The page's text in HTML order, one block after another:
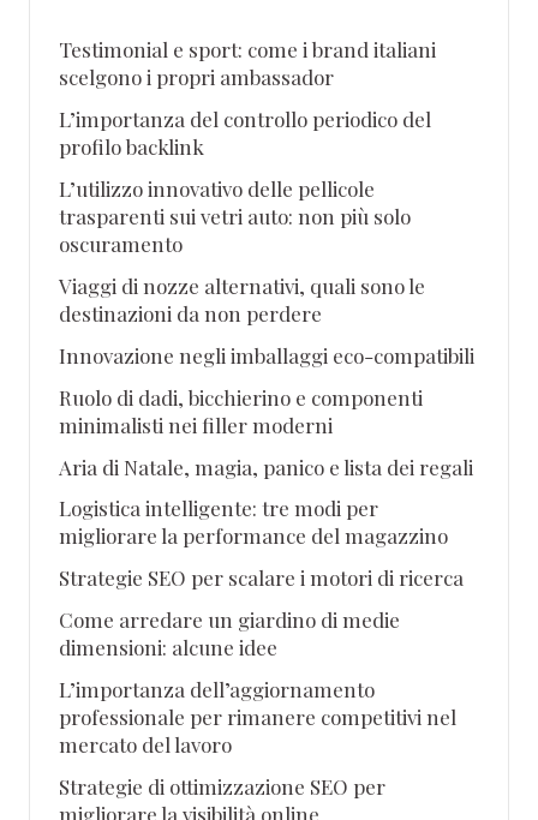
Testimonial e sport: come i brand italiani
scelgono i propri ambassador
L’importanza del controllo periodico del
profilo backlink
L’utilizzo innovativo delle pellicole
trasparenti sui vetri auto: non più solo
oscuramento
Viaggi di nozze alternativi, quali sono le
destinazioni da non perdere
Innovazione negli imballaggi eco-compatibili
Ruolo di dadi, bicchierino e componenti
minimalisti nei filler moderni
Aria di Natale, magia, panico e lista dei regali
Logistica intelligente: tre modi per
migliorare la performance del magazzino
Strategie SEO per scalare i motori di ricerca
Come arredare un giardino di medie
dimensioni: alcune idee
L’importanza dell’aggiornamento
professionale per rimanere competitivi nel
mercato del lavoro
Strategie di ottimizzazione SEO per
migliorare la visibilità online